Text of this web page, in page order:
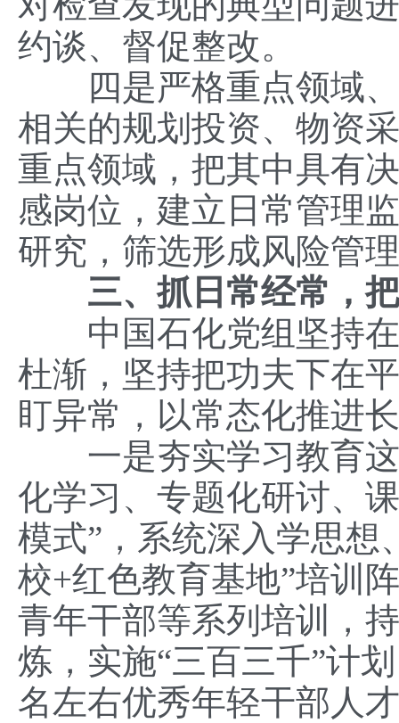
约谈、督促整改。
四是严格重点领域、
相关的规划投资、物资
重点领域，把其中具有
感岗位，建立日常管理
研究，筛选形成风险管
三、抓日常经常，
中国石化党组坚持在
杜渐，坚持把功夫下在
盯异常，以常态化推进
一是夯实学习教育这
化学习、专题化研讨、
模式”，系统深入学思想
校+红色教育基地”培训
青年干部等系列培训，
炼，实施“三百三千”计
名左右优秀年轻干部人